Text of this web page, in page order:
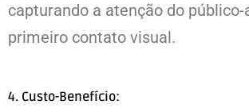
capturando a atenção do
primeiro contato visual.
4. Custo-Benefício: